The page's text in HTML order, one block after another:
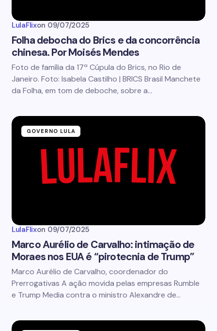
LulaFlixon 09/07/2025
Folha debocha do Brics e da concorrência
chinesa. Por Moisés Mendes
Foto de família da 17ª Cúpula do Brics, no Rio de
Janeiro. Foto: Isabela Castilho | BRICS Brasil Manchete
da Folha, em tom de deboche, sobre a…
GOVERNO LULA
LulaFlixon 09/07/2025
Marco Aurélio de Carvalho: intimação de
Moraes nos EUA é “pirotecnia de Trump”
Marco Aurélio de Carvalho, coordenador do
Prerrogativas A ação movida pelas empresas Rumble
e Trump Media contra o ministro Alexandre de…